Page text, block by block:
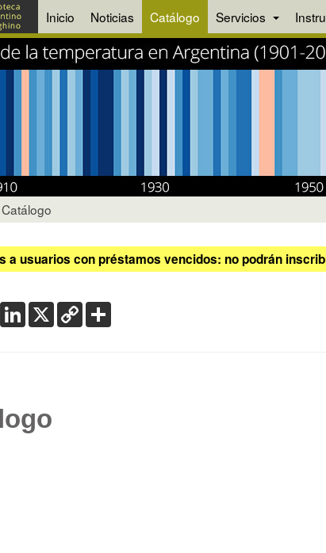
Inicio Noticias Catálogo Servicios
Catálogo
a usuarios con préstamos vencidos: no podrán
WhatsApp
LinkedIn
X Copy
Link